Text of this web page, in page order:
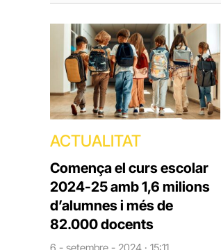
ACTUALITAT
Comença el curs escolar
2024-25 amb 1,6 milions
d’alumnes i més de
82.000 docents